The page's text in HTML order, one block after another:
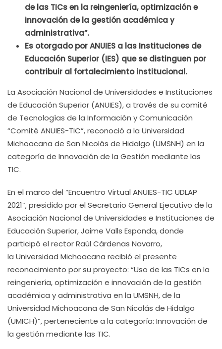
de las TICs en la reingeniería, optimización e
innovación de la gestión académica y
administrativa”.
Es otorgado por ANUIES a las Instituciones de
Educación Superior (IES) que se distinguen por
contribuir al fortalecimiento institucional.
La Asociación Nacional de Universidades e Instituciones
de Educación Superior (ANUIES), a través de su comité
de Tecnologías de la Información y Comunicación
“Comité ANUIES-TIC”, reconoció a la Universidad
Michoacana de San Nicolás de Hidalgo (UMSNH) en la
categoría de Innovación de la Gestión mediante las
TIC.
En el marco del “Encuentro Virtual ANUIES-TIC UDLAP
2021”, presidido por el Secretario General Ejecutivo de la
Asociación Nacional de Universidades e Instituciones de
Educación Superior, Jaime Valls Esponda, donde
participó el rector Raúl Cárdenas Navarro,
la Universidad Michoacana recibió el presente
reconocimiento por su proyecto: “Uso de las TICs en la
reingeniería, optimización e innovación de la gestión
académica y administrativa en la UMSNH, de la
Universidad Michoacana de San Nicolás de Hidalgo
(UMICH)”, perteneciente a la categoría: Innovación de
la gestión mediante las TIC.